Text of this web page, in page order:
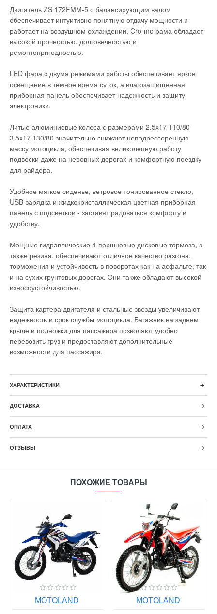
Двигатель ZS 172FMM-5 с балансирующим валом
обеспечивает интуитивно понятную отдачу мощности и
работает на воздушном охлаждении. Cro-mo рама обладает
высокой прочностью, долговечностью и
ремонтопригодностью.
LED фара с двумя режимами работы обеспечивает яркое
освещение в темное время суток, а влагозащищенная
приборная панель обеспечивает надежность и защиту
электроники.
Литые алюминиевые колеса с размерами 2.5x17 110/80 -
3.5x17 130/80 значительно снижают неподрессоренную
массу мотоцикла, обеспечивая великолепную работу
подвески даже на неровных дорогах и комфортную поездку
для райдера.
Удобное мягкое сиденье, ветровое тонированное стекло,
USB-зарядка и жидкокристаллическая цветная приборная
панель с подсветкой - заставят радоваться комфорту и
удобству.
Мощные гидравлические 4-поршневые дисковые тормоза, а
также резина, обеспечивают отличное качество разгона,
торможения и устойчивость в поворотах как на асфальте, так
и на сухих грунтовых дорогах. Они также обладают высокой
износоустойчивостью.
Защита картера двигателя и стальные звезды увеличивают
надежность и срок службы мотоцикла. Багажник на заднем
крыле и подножки для пассажира позволяют удобно
перевозить груз и предоставляют дополнительные
возможности для пассажира.
ХАРАКТЕРИСТИКИ
ДОСТАВКА
ОПЛАТА
ОТЗЫВЫ
ПОХОЖИЕ ТОВАРЫ
MOTOLAND MOTOLAND